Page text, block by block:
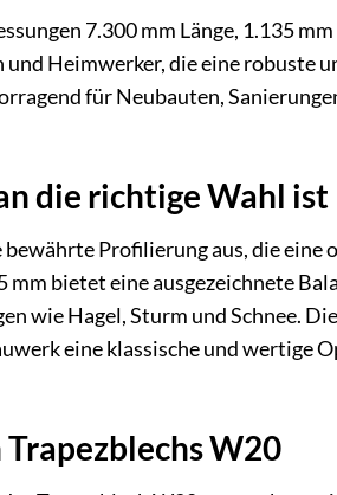
7.300 mm Länge, 1.135
Heimwerker, die eine robuste
für Neubauten,
die richtige Wahl ist
Profilierung aus, die
bietet eine ausgezeichnete
wie Hagel, Sturm und Schnee.
eine klassische und wertige
W20